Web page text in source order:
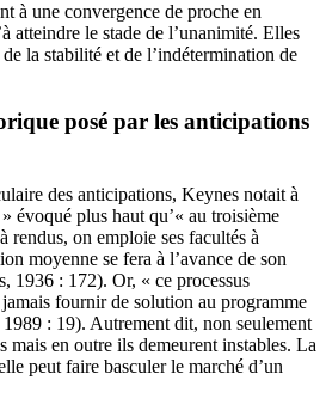
à une convergence de proche en
atteindre le stade de l’unanimité. Elles
la stabilité et de l’indétermination de
posé par les anticipations
des anticipations, Keynes notait à
évoqué plus haut qu’« au troisième
rendus, on emploie ses facultés à
moyenne se fera à l’avance de son
1936 : 172). Or, « ce processus
jamais fournir de solution au programme
: 19). Autrement dit, non seulement
mais en outre ils demeurent instables. La
peut faire basculer le marché d’un